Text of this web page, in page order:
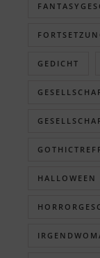
GEDICHT
HALLOWEEN